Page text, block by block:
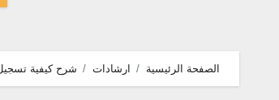
الصفحة الرئيسية ارشادات شرح كيفية تسجيل